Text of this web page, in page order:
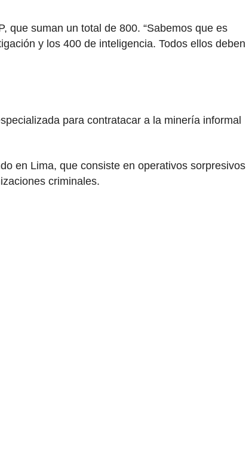
que suman un total de 800. “Sabemos que es
y los 400 de inteligencia. Todos ellos deben
para contratacar a la minería informal
en Lima, que consiste en operativos sorpresivos
criminales.